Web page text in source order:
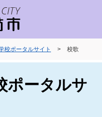
校ポータルサイト > 校歌
ポータルサ